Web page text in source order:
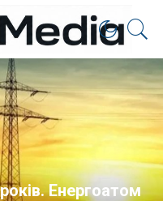
Енергоатом